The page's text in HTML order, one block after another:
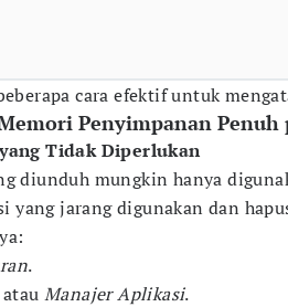
cara efektif untuk
Penyimpanan
Tidak Diperlukan
diunduh mungkin hanya
yang jarang digunakan dan
.
Manajer Aplikasi.